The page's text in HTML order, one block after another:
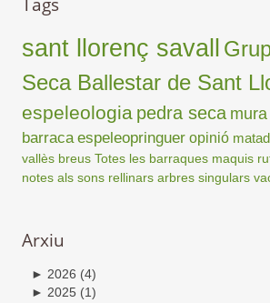
Tags
sant llorenç savall
Seca Ballestar de Sant
espeleologia pedra seca mura
barraca espeleopringuer opinió
vallès breus Totes les barraques maquis
notes als sons rellinars arbres singulars
Arxiu
► 2026 (4)
► 2025 (1)